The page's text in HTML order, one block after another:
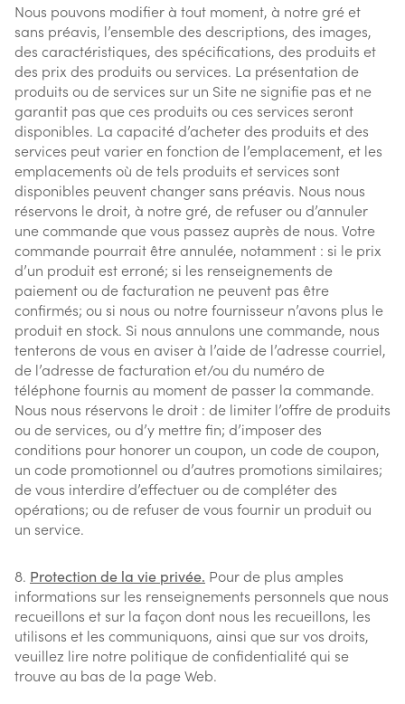
Nous pouvons modifier à tout moment, à notre gré et
sans préavis, l’ensemble des descriptions, des images,
des caractéristiques, des spécifications, des produits et
des prix des produits ou services. La présentation de
produits ou de services sur un Site ne signifie pas et ne
garantit pas que ces produits ou ces services seront
disponibles. La capacité d’acheter des produits et des
services peut varier en fonction de l’emplacement, et les
emplacements où de tels produits et services sont
disponibles peuvent changer sans préavis. Nous nous
réservons le droit, à notre gré, de refuser ou d’annuler
une commande que vous passez auprès de nous. Votre
commande pourrait être annulée, notamment : si le prix
d’un produit est erroné; si les renseignements de
paiement ou de facturation ne peuvent pas être
confirmés; ou si nous ou notre fournisseur n’avons plus le
produit en stock. Si nous annulons une commande, nous
tenterons de vous en aviser à l’aide de l’adresse courriel,
de l’adresse de facturation et/ou du numéro de
téléphone fournis au moment de passer la commande.
Nous nous réservons le droit : de limiter l’offre de produits
ou de services, ou d’y mettre fin; d’imposer des
conditions pour honorer un coupon, un code de coupon,
un code promotionnel ou d’autres promotions similaires;
de vous interdire d’effectuer ou de compléter des
opérations; ou de refuser de vous fournir un produit ou
un service.
Protection de la vie privée. Pour de plus amples
informations sur les renseignements personnels que nous
recueillons et sur la façon dont nous les recueillons, les
utilisons et les communiquons, ainsi que sur vos droits,
veuillez lire notre politique de confidentialité qui se
trouve au bas de la page Web.